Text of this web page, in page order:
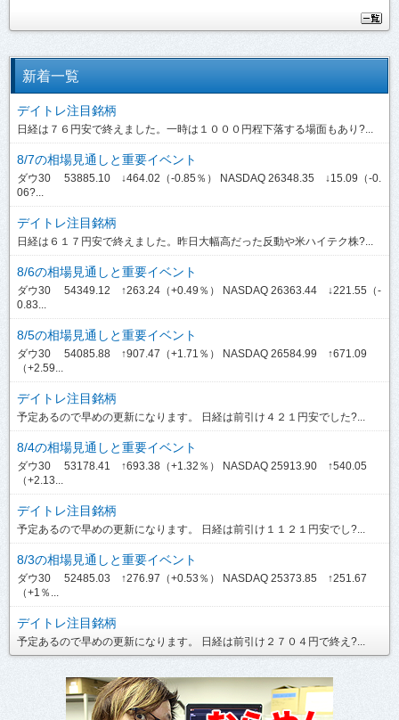
新着一覧
デイトレ注目銘柄
日経は７６円安で終えました。一時は１０００円程下落する場面もあり?...
8/7の相場見通しと重要イベント
ダウ30 53885.10 ↓464.02（-0.85％） NASDAQ 26348.35 ↓15.09（-0.
06?...
デイトレ注目銘柄
日経は６１７円安で終えました。昨日大幅高だった反動や米ハイテク株?...
8/6の相場見通しと重要イベント
ダウ30 54349.12 ↑263.24（+0.49％） NASDAQ 26363.44 ↓221.55（-
0.83...
8/5の相場見通しと重要イベント
ダウ30 54085.88 ↑907.47（+1.71％） NASDAQ 26584.99 ↑671.09
（+2.59...
デイトレ注目銘柄
予定あるので早めの更新になります。 日経は前引け４２１円安でした?...
8/4の相場見通しと重要イベント
ダウ30 53178.41 ↑693.38（+1.32％） NASDAQ 25913.90 ↑540.05
（+2.13...
デイトレ注目銘柄
予定あるので早めの更新になります。 日経は前引け１１２１円安でし?...
8/3の相場見通しと重要イベント
ダウ30 52485.03 ↑276.97（+0.53％） NASDAQ 25373.85 ↑251.67
（+1％...
デイトレ注目銘柄
予定あるので早めの更新になります。 日経は前引け２７０４円で終え?...